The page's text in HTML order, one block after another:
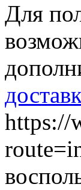
Для
https://